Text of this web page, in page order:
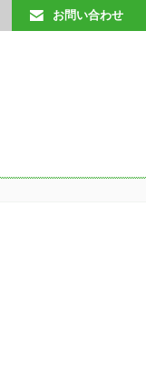
お問い合わせ